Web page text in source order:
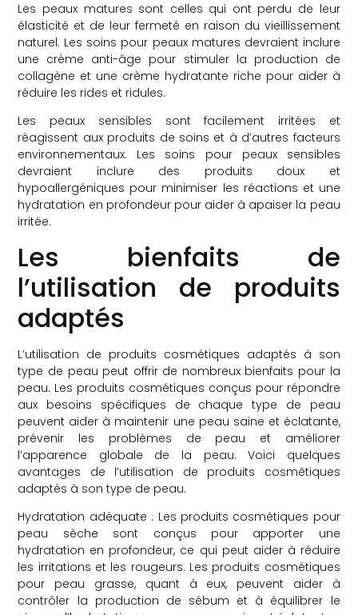
Les peaux matures sont celles qui ont perdu de leur
élasticité et de leur fermeté en raison du vieillissement
naturel. Les soins pour peaux matures devraient inclure
une crème anti-âge pour stimuler la production de
collagène et une crème hydratante riche pour aider à
réduire les rides et ridules.
Les peaux sensibles sont facilement irritées et
réagissent aux produits de soins et à d’autres facteurs
environnementaux. Les soins pour peaux sensibles
devraient inclure des produits doux et
hypoallergéniques pour minimiser les réactions et une
hydratation en profondeur pour aider à apaiser la peau
irritée.
Les bienfaits de
l’utilisation de produits
adaptés
L’utilisation de produits cosmétiques adaptés à son
type de peau peut offrir de nombreux bienfaits pour la
peau. Les produits cosmétiques conçus pour répondre
aux besoins spécifiques de chaque type de peau
peuvent aider à maintenir une peau saine et éclatante,
prévenir les problèmes de peau et améliorer
l’apparence globale de la peau. Voici quelques
avantages de l’utilisation de produits cosmétiques
adaptés à son type de peau.
Hydratation adéquate : Les produits cosmétiques pour
peau sèche sont conçus pour apporter une
hydratation en profondeur, ce qui peut aider à réduire
les irritations et les rougeurs. Les produits cosmétiques
pour peau grasse, quant à eux, peuvent aider à
contrôler la production de sébum et à équilibrer le